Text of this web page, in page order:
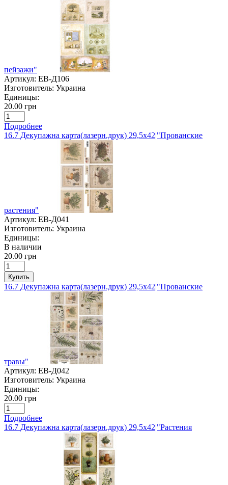
пейзажи"
Артикул: ЕВ-Д106
Изготовитель: Украина
Единицы:
20.00 грн
Подробнее
16.7 Декупажна карта(лазерн.друк) 29,5х42|"Прованские
растения"
Артикул: ЕВ-Д041
Изготовитель: Украина
Единицы:
В наличии
20.00 грн
Купить
16.7 Декупажна карта(лазерн.друк) 29,5х42|"Прованские
травы"
Артикул: ЕВ-Д042
Изготовитель: Украина
Единицы:
20.00 грн
Подробнее
16.7 Декупажна карта(лазерн.друк) 29,5х42|"Растения